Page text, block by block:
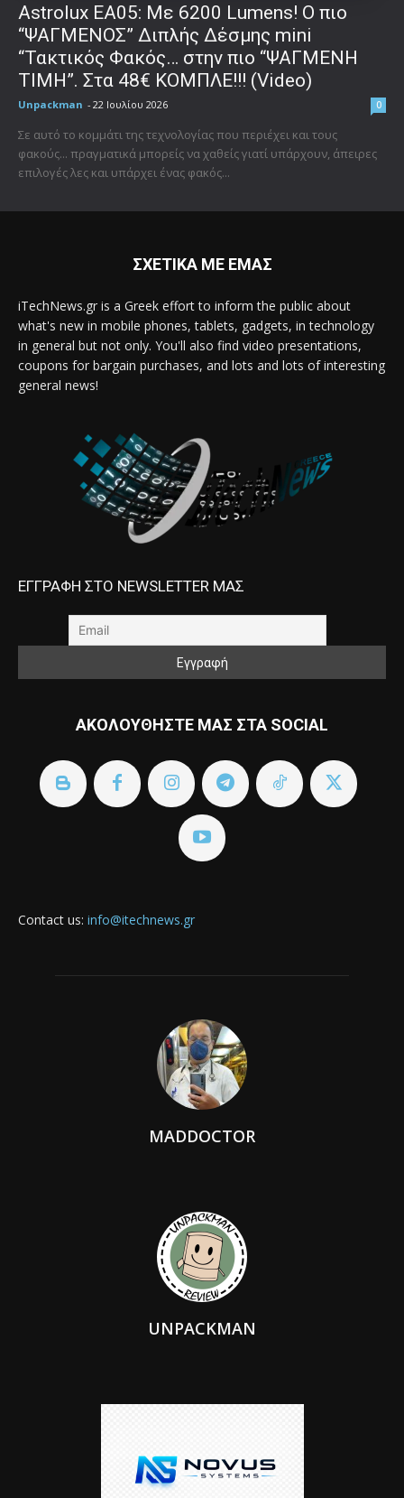
Astrolux ΕΑ05: Με 6200 Lumens! Ο πιο
“ΨΑΓΜΕΝΟΣ” Διπλής Δέσμης mini
“Τακτικός Φακός… στην πιο “ΨΑΓΜΕΝΗ
ΤΙΜΗ”. Στα 48€ ΚΟΜΠΛΕ!!! (Video)
Unpackman - 22 Ιουλίου 2026 0
Σε αυτό το κομμάτι της τεχνολογίας που περιέχει και τους
φακούς... πραγματικά μπορείς να χαθείς γιατί υπάρχουν, άπειρες
επιλογές λες και υπάρχει ένας φακός...
ΣΧΕΤΙΚΑ ΜΕ ΕΜΑΣ
iTechNews.gr is a Greek effort to inform the public about
what's new in mobile phones, tablets, gadgets, in technology
in general but not only. You'll also find video presentations,
coupons for bargain purchases, and lots and lots of interesting
general news!
ΕΓΓΡΑΦΗ ΣΤΟ NEWSLETTER ΜΑΣ
ΑΚΟΛΟΥΘΗΣΤΕ ΜΑΣ ΣΤΑ SOCIAL
Contact us: info@itechnews.gr
MADDOCTOR
UNPACKMAN